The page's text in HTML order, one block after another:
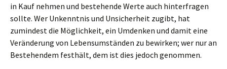
in Kauf nehmen und bestehende Werte auch hinterfragen
sollte. Wer Unkenntnis und Unsicherheit zugibt, hat
zumindest die Möglichkeit, ein Umdenken und damit eine
Veränderung von Lebensumständen zu bewirken; wer nur an
Bestehendem festhält, dem ist dies jedoch genommen.